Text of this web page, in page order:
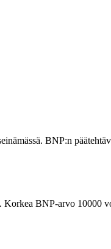
BNP:n
Korkea BNP-arvo 10000